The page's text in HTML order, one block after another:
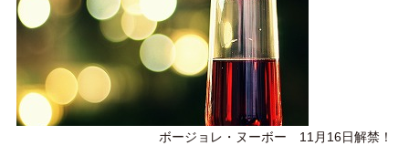
ボージョレ・ヌーボー 11月16日解禁！